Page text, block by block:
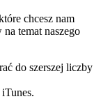
chcesz nam
temat naszego
do szerszej liczby